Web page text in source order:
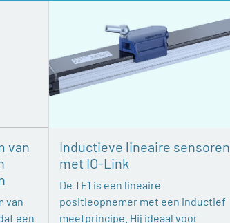
van
van
een
Inductieve lineaire sensoren
met IO-Link
De TF1 is een lineaire
positieopnemer met een inductief
meetprincipe. Hij ideaal voor